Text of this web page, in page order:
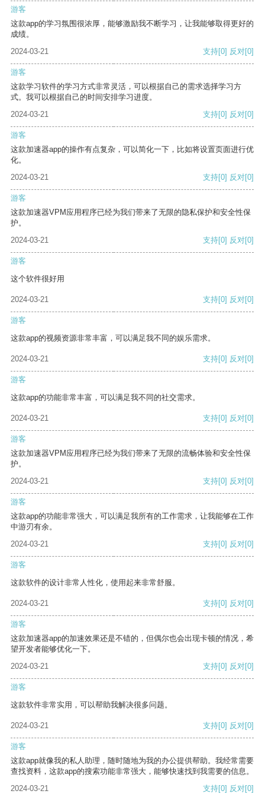
游客
这款app的学习氛围很浓厚，能够激励我不断学习，让我能够取得更好的
成绩。
2024-03-21
支持[0] 反对[0]
游客
这款学习软件的学习方式非常灵活，可以根据自己的需求选择学习方
式。我可以根据自己的时间安排学习进度。
2024-03-21
支持[0] 反对[0]
游客
这款加速器app的操作有点复杂，可以简化一下，比如将设置页面进行优
化。
2024-03-21
支持[0] 反对[0]
游客
这款加速器VPM应用程序已经为我们带来了无限的隐私保护和安全性保
护。
2024-03-21
支持[0] 反对[0]
游客
这个软件很好用
2024-03-21 支持[0] 反对[0]
游客
这款app的视频资源非常丰富，可以满足我不同的娱乐需求。
2024-03-21 支持[0] 反对[0]
游客
这款app的功能非常丰富，可以满足我不同的社交需求。
2024-03-21 支持[0] 反对[0]
游客
这款加速器VPM应用程序已经为我们带来了无限的流畅体验和安全性保
护。
2024-03-21
支持[0] 反对[0]
游客
这款app的功能非常强大，可以满足我所有的工作需求，让我能够在工作
中游刃有余。
2024-03-21
支持[0] 反对[0]
游客
这款软件的设计非常人性化，使用起来非常舒服。
2024-03-21 支持[0] 反对[0]
游客
这款加速器app的加速效果还是不错的，但偶尔也会出现卡顿的情况，希
望开发者能够优化一下。
2024-03-21
支持[0] 反对[0]
游客
这款软件非常实用，可以帮助我解决很多问题。
2024-03-21 支持[0] 反对[0]
游客
这款app就像我的私人助理，随时随地为我的办公提供帮助。我经常需要
查找资料，这款app的搜索功能非常强大，能够快速找到我需要的信息。
2024-03-21
支持[0] 反对[0]